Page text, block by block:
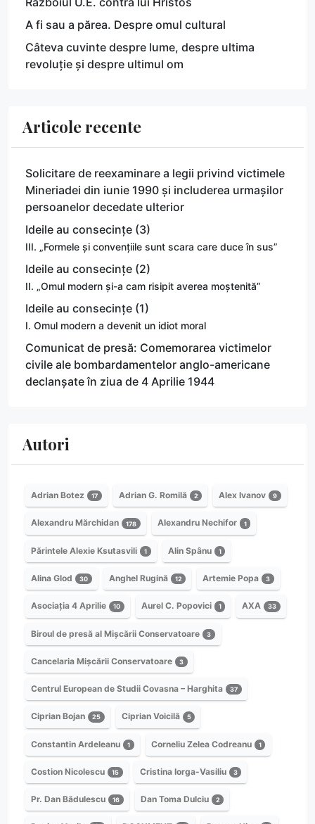
A fi sau a părea. Despre omul cultural
Câteva cuvinte despre lume, despre ultima
revoluție și despre ultimul om
Articole recente
Solicitare de reexaminare a legii privind victimele
Mineriadei din iunie 1990 și includerea urmașilor
persoanelor decedate ulterior
Ideile au consecințe (3)
III. „Formele și convențiile sunt scara care duce în sus”
Ideile au consecințe (2)
II. „Omul modern și-a cam risipit averea moștenită”
Ideile au consecințe (1)
I. Omul modern a devenit un idiot moral
Comunicat de presă: Comemorarea victimelor
civile ale bombardamentelor anglo-americane
declanșate în ziua de 4 Aprilie 1944
Autori
Adrian Botez 17 Adrian G. Romilă 2 Alex Ivanov 9
Alexandru Mărchidan 178 Alexandru Nechifor 1
Părintele Alexie Ksutasvili 1 Alin Spânu 1
Alina Glod 30 Anghel Rugină 12 Artemie Popa 3
Asociația 4 Aprilie 10 Aurel C. Popovici 1 AXA 33
Biroul de presă al Mișcării Conservatoare 3
Cancelaria Mișcării Conservatoare 3
Centrul European de Studii Covasna – Harghita 37
Ciprian Bojan 25 Ciprian Voicilă 5
Constantin Ardeleanu 1 Corneliu Zelea Codreanu 1
Costion Nicolescu 15 Cristina Iorga-Vasiliu 3
Pr. Dan Bădulescu 16 Dan Toma Dulciu 2